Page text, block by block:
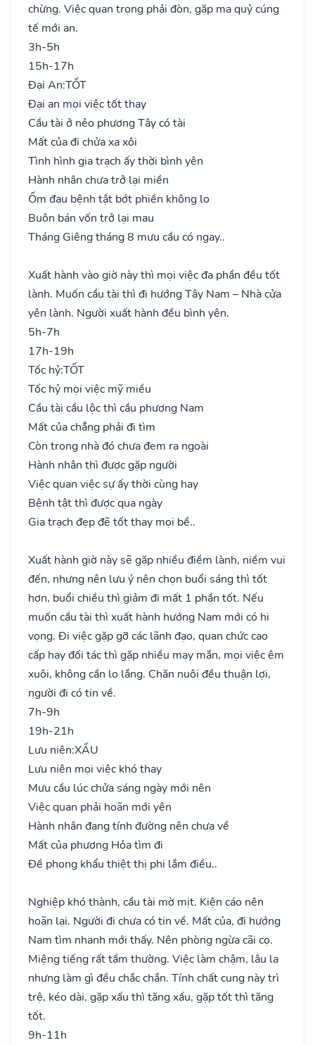
chừng. Việc quan trọng phải đòn, gặp ma quỷ cúng
tế mới an.
3h-5h
15h-17h
Đại An:TỐT
Đại an mọi việc tốt thay
Cầu tài ở nẻo phương Tây có tài
Mất của đi chửa xa xôi
Tình hình gia trạch ấy thời bình yên
Hành nhân chưa trở lại miền
Ốm đau bệnh tật bớt phiền không lo
Buôn bán vốn trở lại mau
Tháng Giêng tháng 8 mưu cầu có ngay..
Xuất hành vào giờ này thì mọi việc đa phần đều tốt
lành. Muốn cầu tài thì đi hướng Tây Nam – Nhà cửa
yên lành. Người xuất hành đều bình yên.
5h-7h
17h-19h
Tốc hỷ:TỐT
Tốc hỷ mọi việc mỹ miều
Cầu tài cầu lộc thì cầu phương Nam
Mất của chẳng phải đi tìm
Còn trong nhà đó chưa đem ra ngoài
Hành nhân thì được gặp người
Việc quan việc sự ấy thời cùng hay
Bệnh tật thì được qua ngày
Gia trạch đẹp đẽ tốt thay mọi bề..
Xuất hành giờ này sẽ gặp nhiều điềm lành, niềm vui
đến, nhưng nên lưu ý nên chọn buổi sáng thì tốt
hơn, buổi chiều thì giảm đi mất 1 phần tốt. Nếu
muốn cầu tài thì xuất hành hướng Nam mới có hi
vọng. Đi việc gặp gỡ các lãnh đạo, quan chức cao
cấp hay đối tác thì gặp nhiều may mắn, mọi việc êm
xuôi, không cần lo lắng. Chăn nuôi đều thuận lợi,
người đi có tin về.
7h-9h
19h-21h
Lưu niên:XẤU
Lưu niên mọi việc khó thay
Mưu cầu lúc chửa sáng ngày mới nên
Việc quan phải hoãn mới yên
Hành nhân đang tính đường nên chưa về
Mất của phương Hỏa tìm đi
Đề phong khẩu thiệt thị phi lắm điều..
Nghiệp khó thành, cầu tài mờ mịt. Kiện cáo nên
hoãn lại. Người đi chưa có tin về. Mất của, đi hướng
Nam tìm nhanh mới thấy. Nên phòng ngừa cãi cọ.
Miệng tiếng rất tầm thường. Việc làm chậm, lâu la
nhưng làm gì đều chắc chắn. Tính chất cung này trì
trệ, kéo dài, gặp xấu thì tăng xấu, gặp tốt thì tăng
tốt.
9h-11h